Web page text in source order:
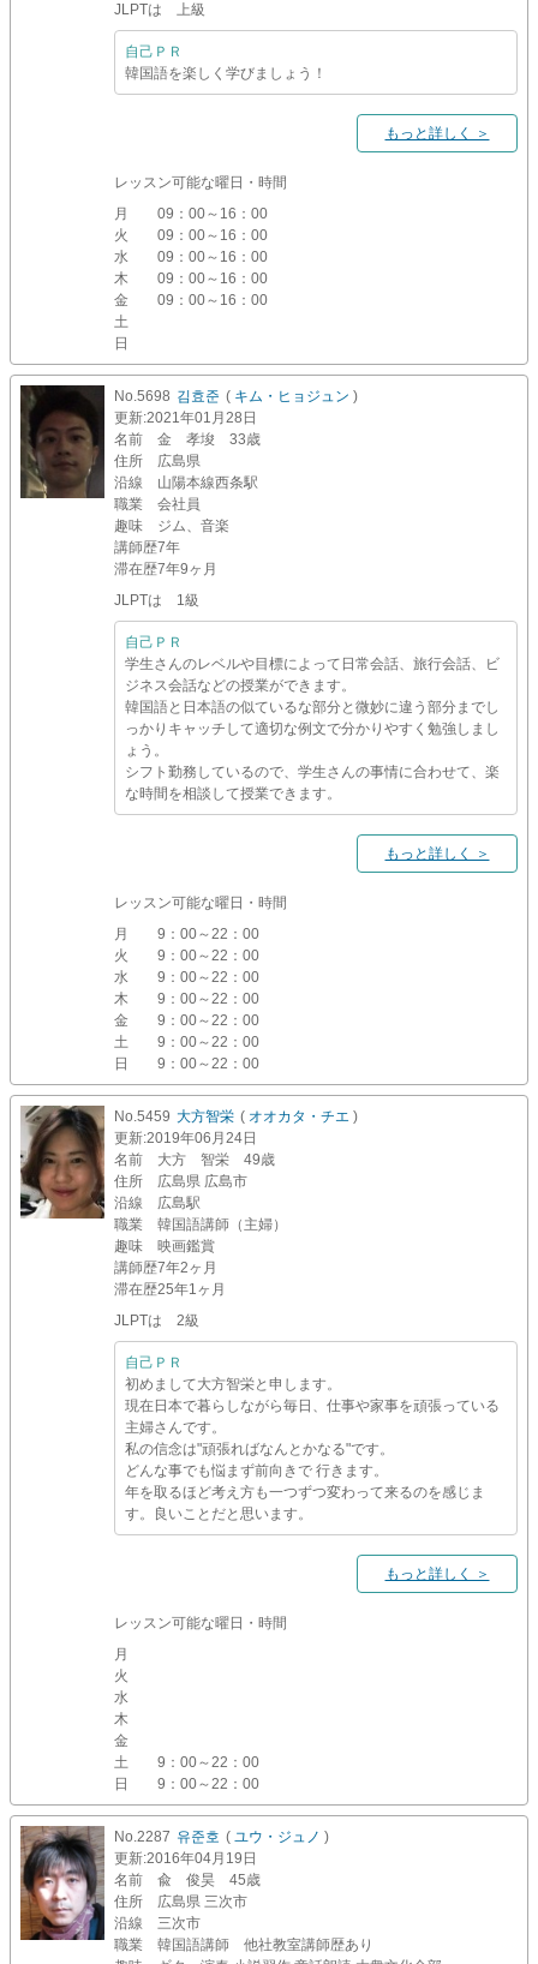
JLPTは 上級
自己ＰＲ
韓国語を楽しく学びましょう！
もっと詳しく ＞
レッスン可能な曜日・時間
月
09：00～16：00
火
09：00～16：00
水
09：00～16：00
木
09：00～16：00
金
09：00～16：00
土
日
No.5698 김효준 ( キム・ヒョジュン )
更新:2021年01月28日
名前
金 孝埈 33歳
住所
広島県
沿線
山陽本線西条駅
職業
会社員
趣味
ジム、音楽
講師歴7年
滞在歴7年9ヶ月
JLPTは 1級
自己ＰＲ
学生さんのレベルや目標によって日常会話、旅行会話、ビ
ジネス会話などの授業ができます。
韓国語と日本語の似ているな部分と微妙に違う部分までし
っかりキャッチして適切な例文で分かりやすく勉強しまし
ょう。
シフト勤務しているので、学生さんの事情に合わせて、楽
な時間を相談して授業できます。
もっと詳しく ＞
レッスン可能な曜日・時間
月
9：00～22：00
火
9：00～22：00
水
9：00～22：00
木
9：00～22：00
金
9：00～22：00
土
9：00～22：00
日
9：00～22：00
No.5459 大方智栄 ( オオカタ・チエ )
更新:2019年06月24日
名前
大方 智栄 49歳
住所
広島県 広島市
沿線
広島駅
職業
韓国語講師（主婦）
趣味
映画鑑賞
講師歴7年2ヶ月
滞在歴25年1ヶ月
JLPTは 2級
自己ＰＲ
初めまして大方智栄と申します。
現在日本で暮らしながら毎日、仕事や家事を頑張っている
主婦さんです。
私の信念は"頑張ればなんとかなる"です。
どんな事でも悩まず前向きで 行きます。
年を取るほど考え方も一つずつ変わって来るのを感じま
す。良いことだと思います。
もっと詳しく ＞
レッスン可能な曜日・時間
月
火
水
木
金
土
9：00～22：00
日
9：00～22：00
No.2287 유준호 ( ユウ・ジュノ )
更新:2016年04月19日
名前
兪 俊昊 45歳
住所
広島県 三次市
沿線
三次市
職業
韓国語講師 他社教室講師歴あり